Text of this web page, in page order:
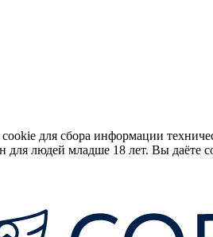
для сбора информации
для людей младше 18 лет. Вы даёте